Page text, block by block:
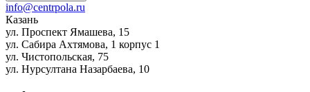
info@centrpola.ru
Казань
ул. Проспект Ямашева, 15
ул. Сабира Ахтямова, 1 корпус 1
ул. Чистопольская, 75
ул. Нурсултана Назарбаева, 10